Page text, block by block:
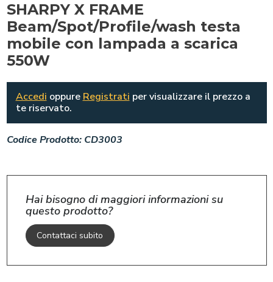
SHARPY X FRAME
Beam/Spot/Profile/wash testa
mobile con lampada a scarica
550W
Accedi oppure Registrati per visualizzare il prezzo a
te riservato.
Codice Prodotto: CD3003
Hai bisogno di maggiori informazioni su
questo prodotto?
Contattaci subito